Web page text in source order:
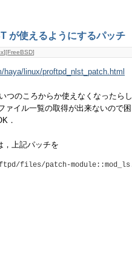
が使えるようにするパッチ
][FreeBSD]
haya/linux/proftpd_nlst_patch.html
つのころからか使えなくなったら
ァイル一覧の取得が出来ないので
．
，上記パッチを
files/patch-